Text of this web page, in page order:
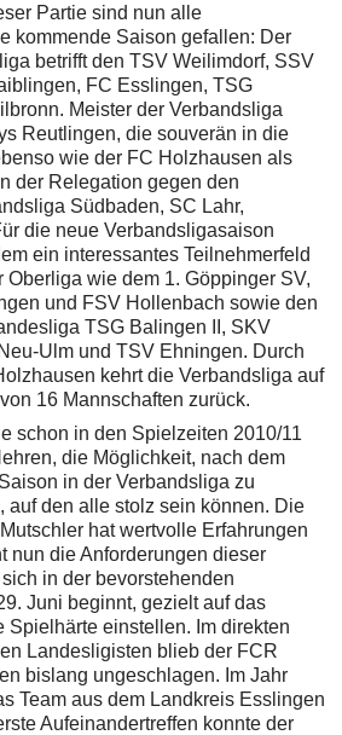
Partie sind nun alle
kommende Saison gefallen: Der
betrifft den TSV Weilimdorf, SSV
FC Esslingen, TSG
Meister der Verbandsliga
Reutlingen, die souverän in die
wie der FC Holzhausen als
der Relegation gegen den
Südbaden, SC Lahr,
die neue Verbandsligasaison
ein interessantes Teilnehmerfeld
Oberliga wie dem 1. Göppinger SV,
und FSV Hollenbach sowie den
TSG Balingen II, SKV
Ulm und TSV Ehningen. Durch
kehrt die Verbandsliga auf
16 Mannschaften zurück.
schon in den Spielzeiten 2010/11
die Möglichkeit, nach dem
in der Verbandsliga zu
auf den alle stolz sein können. Die
hat wertvolle Erfahrungen
nun die Anforderungen dieser
in der bevorstehenden
Juni beginnt, gezielt auf das
Spielhärte einstellen. Im direkten
Landesligisten blieb der FCR
bislang ungeschlagen. Im Jahr
Team aus dem Landkreis Esslingen
Aufeinandertreffen konnte der